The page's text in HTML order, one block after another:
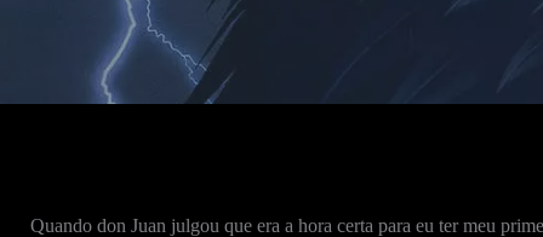
Quando don Juan julgou que era a hora certa para eu ter meu